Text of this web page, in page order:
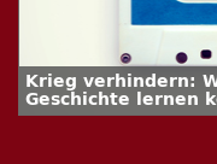
Krieg verhindern:
Geschichte lernen